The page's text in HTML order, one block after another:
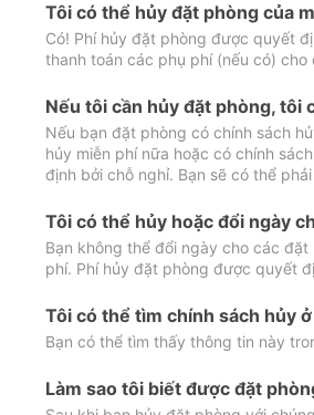
Tôi có thể hủy đặt phòng của
Có! Phí hủy đặt phòng được quyết
thanh toán các phụ phí (nếu có) cho
Nếu tôi cần hủy đặt phòng, tôi
Nếu bạn đặt phòng có chính sách
hủy miễn phí nữa hoặc có chính
định bởi chỗ nghỉ. Bạn sẽ có thể
Tôi có thể hủy hoặc đổi ngày
Bạn không thể đổi ngày cho các
phí. Phí hủy đặt phòng được quyết
Tôi có thể tìm chính sách hủy
Bạn có thể tìm thấy thông tin này
Làm sao tôi biết được đặt